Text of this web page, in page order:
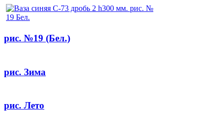
рис. №19 (Бел.)
рис. Зима
рис. Лето